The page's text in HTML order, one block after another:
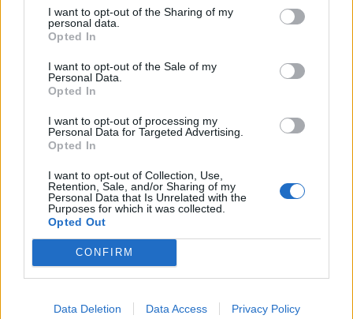
I want to opt-out of the Sharing of my
personal data.
Opted In
I want to opt-out of the Sale of my
Personal Data.
Opted In
I want to opt-out of processing my
Personal Data for Targeted Advertising.
Opted In
I want to opt-out of Collection, Use,
Retention, Sale, and/or Sharing of my
Personal Data that Is Unrelated with the
Purposes for which it was collected.
Opted Out
CONFIRM
Data Deletion Data Access Privacy Policy
shkaktojnë panik në një
qytet të Indonezisë, 18 të
policia greke pas
SHBA planifikon paketë
prej 1 miliard dollarësh për
Kolumbinë pas zgjedhjes
Esprielës
të fundit